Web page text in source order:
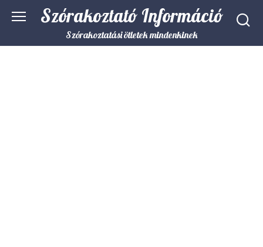
Szórakoztató Információ
Szórakoztatási ötletek mindenkinek